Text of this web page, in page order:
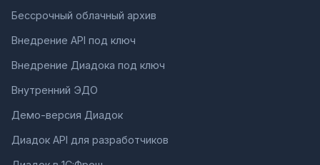
Бессрочный облачный архив
Внедрение API под ключ
Внедрение Диадока под ключ
Внутренний ЭДО
Демо-версия Диадок
Диадок API для разработчиков